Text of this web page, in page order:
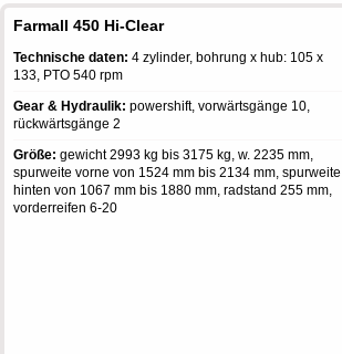
Farmall 450 Hi-Clear
Technische daten: 4 zylinder, bohrung x hub: 105 x
133, PTO 540 rpm
Gear & Hydraulik: powershift, vorwärtsgänge 10,
rückwärtsgänge 2
Größe: gewicht 2993 kg bis 3175 kg, w. 2235 mm,
spurweite vorne von 1524 mm bis 2134 mm, spurweite
hinten von 1067 mm bis 1880 mm, radstand 255 mm,
vorderreifen 6-20